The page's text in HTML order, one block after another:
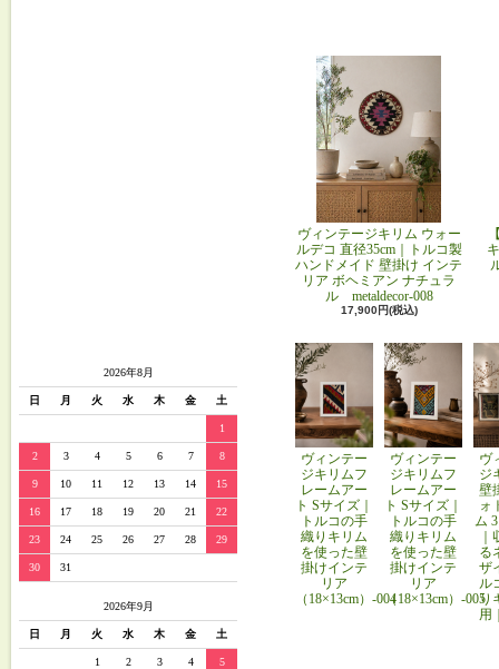
2026年8月
日 月 火 水 木 金 土
1
2 3 4 5 6 7 8
9 10 11 12 13 14 15
16 17 18 19 20 21 22
23 24 25 26 27 28 29
30 31
2026年9月
日 月 火 水 木 金 土
1 2 3 4 5
ヴィンテージキリム ウォー
ルデコ 直径35cm｜トルコ製
ハンドメイド 壁掛け インテ
リア ボヘミアン ナチュラ
ル metaldecor-008
17,900円(税込)
ヴィンテー
ジキリムフ
レームアー
ト Sサイズ｜
トルコの手
織りキリム
を使った壁
掛けインテ
リア
（18×13cm）-004
ヴィンテー
ジキリムフ
レームアー
ト Sサイズ｜
トルコの手
織りキリム
を使った壁
掛けインテ
リア
（18×13cm）-005
ヴ
ジ
壁
ォ
ム
る
ザ
ル
り
用